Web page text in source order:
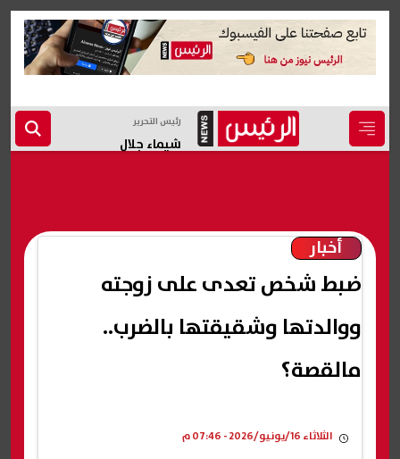
رئيس التحرير
شيماء جلال
أخبار
ضبط شخص تعدى على زوجته
ووالدتها وشقيقتها بالضرب..
مالقصة؟
الثلاثاء 16/يونيو/2026 - 07:46 م